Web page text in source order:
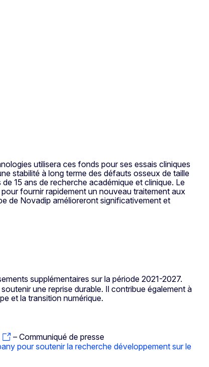
utilisera ces fonds pour ses essais cliniques
stabilité à long terme des défauts osseux de taille
15 ans de recherche académique et clinique. Le
fournir rapidement un nouveau traitement aux
de Novadip amélioreront significativement et
supplémentaires sur la période 2021-2027.
une reprise durable. Il contribue également à
et la transition numérique.
– Communiqué de presse
pour soutenir la recherche développement sur le